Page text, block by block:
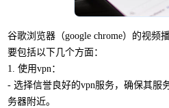
谷歌浏览器（google chrome）的视频
要包括以下几个方面：
1. 使用vpn：
- 选择信誉良好的vpn服务，确保其服
务器附近。